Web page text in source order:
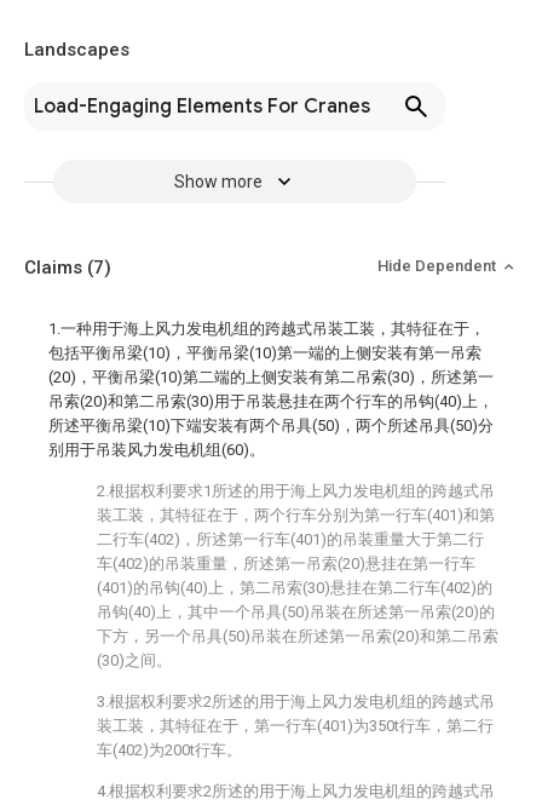
Landscapes
Load-Engaging Elements For Cranes
Show more
Claims (7) Hide Dependent
1.一种用于海上风力发电机组的跨越式吊装工装，其特征在于，
包括平衡吊梁(10)，平衡吊梁(10)第一端的上侧安装有第一吊索
(20)，平衡吊梁(10)第二端的上侧安装有第二吊索(30)，所述第一
吊索(20)和第二吊索(30)用于吊装悬挂在两个行车的吊钩(40)上，
所述平衡吊梁(10)下端安装有两个吊具(50)，两个所述吊具(50)分
别用于吊装风力发电机组(60)。
2.根据权利要求1所述的用于海上风力发电机组的跨越式吊
装工装，其特征在于，两个行车分别为第一行车(401)和第
二行车(402)，所述第一行车(401)的吊装重量大于第二行
车(402)的吊装重量，所述第一吊索(20)悬挂在第一行车
(401)的吊钩(40)上，第二吊索(30)悬挂在第二行车(402)的
吊钩(40)上，其中一个吊具(50)吊装在所述第一吊索(20)的
下方，另一个吊具(50)吊装在所述第一吊索(20)和第二吊索
(30)之间。
3.根据权利要求2所述的用于海上风力发电机组的跨越式吊
装工装，其特征在于，第一行车(401)为350t行车，第二行
车(402)为200t行车。
4.根据权利要求2所述的用于海上风力发电机组的跨越式吊